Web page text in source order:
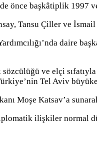
önce başkâtiplik 1997
Tansu Çiller ve
daire
ve elçi
Tel Aviv
Moşe Katsav’a
ilişkiler normal